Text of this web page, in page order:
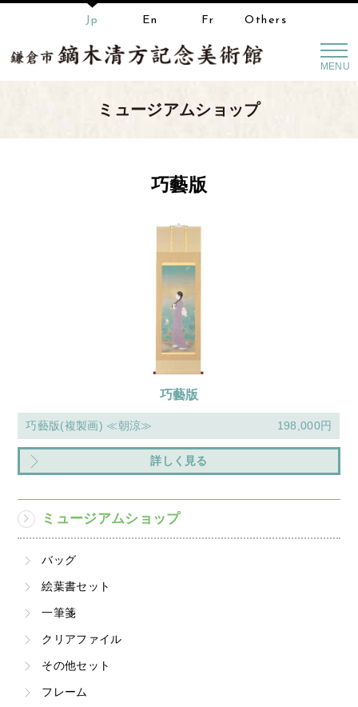
Jp En Fr Others
MENU
ミュージアムショップ
巧藝版
巧藝版
巧藝版(複製画) ≪朝涼≫ 198,000円
詳しく見る
ミュージアムショップ
バッグ
絵葉書セット
一筆箋
クリアファイル
その他セット
フレーム